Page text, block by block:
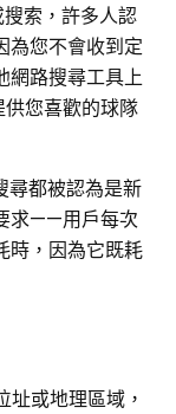
索，許多人認
為您不會收到定
網路搜尋工具上
供您喜歡的球隊
都被認為是新
求——用戶每次
時，因為它既耗
或地理區域，